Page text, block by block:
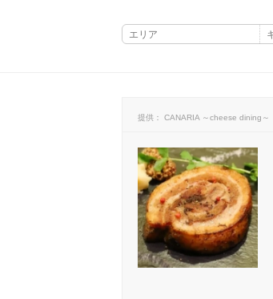
提供： CANARIA ～cheese dining～